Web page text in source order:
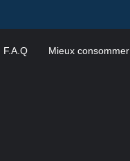
F.A.Q Mieux consommer